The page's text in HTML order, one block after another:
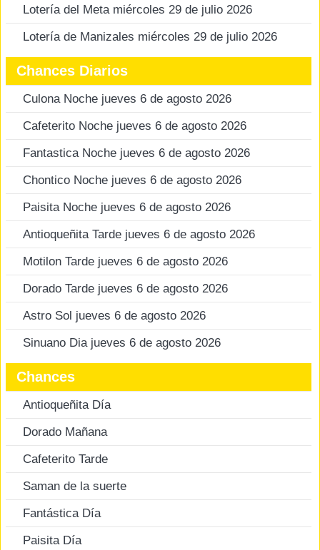
Lotería del Meta miércoles 29 de julio 2026
Lotería de Manizales miércoles 29 de julio 2026
Chances Diarios
Culona Noche jueves 6 de agosto 2026
Cafeterito Noche jueves 6 de agosto 2026
Fantastica Noche jueves 6 de agosto 2026
Chontico Noche jueves 6 de agosto 2026
Paisita Noche jueves 6 de agosto 2026
Antioqueñita Tarde jueves 6 de agosto 2026
Motilon Tarde jueves 6 de agosto 2026
Dorado Tarde jueves 6 de agosto 2026
Astro Sol jueves 6 de agosto 2026
Sinuano Dia jueves 6 de agosto 2026
Chances
Antioqueñita Día
Dorado Mañana
Cafeterito Tarde
Saman de la suerte
Fantástica Día
Paisita Día